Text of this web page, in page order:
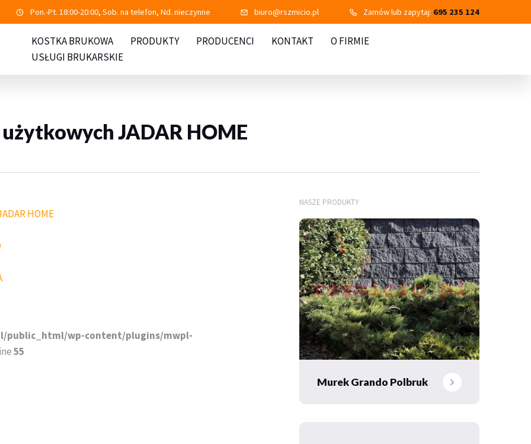
Pon.-Pt. 18:00-20:00, Sob. na telefon, Nd. nieczynne biuro@rszmicio.pl Zamów lub zapytaj: 695 235 124
KOSTKA BRUKOWA PRODUKTY PRODUCENCI KONTAKT
O FIRMIE
USŁUGI BRUKARSKIE
JADAR HOME
HOME
public_html/wp-content/plugins/mwpl-
55
NASZE PRODUKTY
Murek Grando Polbruk